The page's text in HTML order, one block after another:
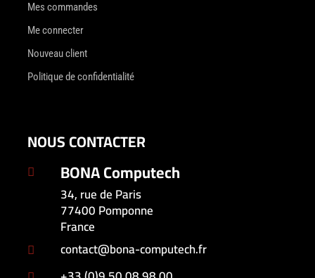
Mes commandes
Me connecter
Nouveau client
Politique de confidentialité
NOUS CONTACTER
 BONA Computech
34, rue de Paris
77400 Pomponne
France
 contact@bona-computech.fr